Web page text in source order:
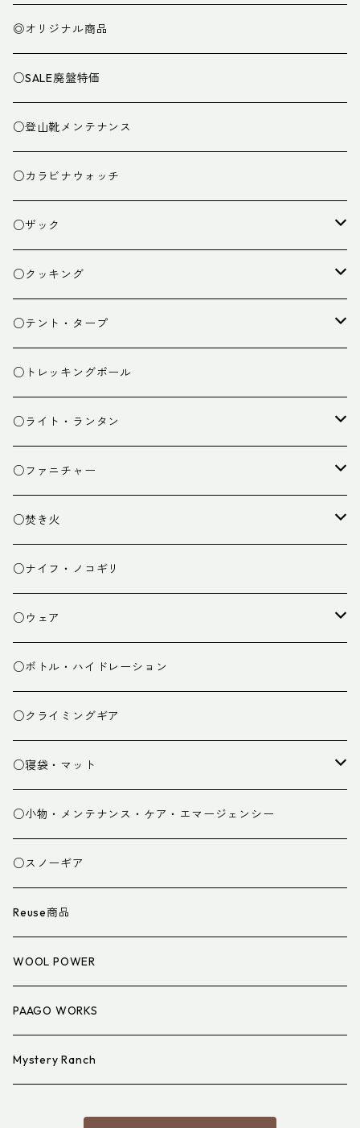
◎オリジナル商品
○SALE廃盤特価
○登山靴メンテナンス
○カラビナウォッチ
○ザック
ザック
スタッフバッグ
ザック小物
○クッキング
クッカー
バーナー
カトラリー
クッキング小物
○テント・タープ
テント
タープ
ペグ・ハンマー・小物
○トレッキングポール
○ライト・ランタン
ライト
ランタン
○ファニチャー
テーブル
チェア
○焚き火
焚き火台
焚き火小物
○ナイフ・ノコギリ
○ウェア
ミドルレイヤー
ベースレイヤー
パンツ
グローブ
スパッツ・ゲイター
衣類小物
アイウェア
○ボトル・ハイドレーション
○クライミングギア
○寝袋・マット
寝袋
マット
寝具小物
○小物・メンテナンス・ケア・エマージェンシー
○スノーギア
Reuse商品
WOOL POWER
PAAGO WORKS
Mystery Ranch